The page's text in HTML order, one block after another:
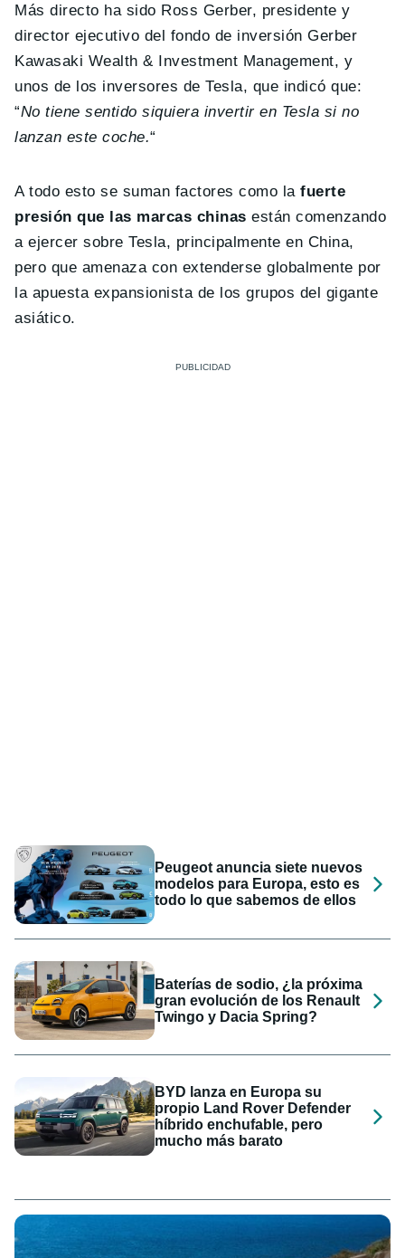
Más directo ha sido Ross Gerber, presidente y
director ejecutivo del fondo de inversión Gerber
Kawasaki Wealth & Investment Management, y
unos de los inversores de Tesla, que indicó que:
“No tiene sentido siquiera invertir en Tesla si no
lanzan este coche.“
A todo esto se suman factores como lafuerte
presión que las marcas chinas están comenzando
a ejercer sobre Tesla, principalmente en China,
pero que amenaza con extenderse globalmente por
la apuesta expansionista de los grupos del gigante
asiático.
Peugeot anuncia siete nuevos
modelos para Europa, esto es
todo lo que sabemos de ellos
Baterías de sodio, ¿la próxima
gran evolución de los Renault
Twingo y Dacia Spring?
BYD lanza en Europa su
propio Land Rover Defender
híbrido enchufable, pero
mucho más barato